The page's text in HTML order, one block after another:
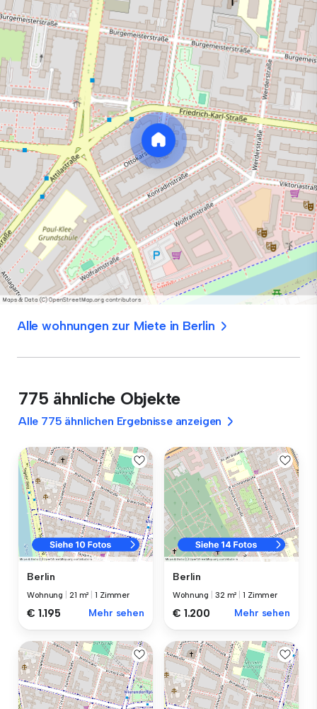
Alle wohnungen zur Miete in Berlin
775 ähnliche Objekte
Alle 775 ähnlichen Ergebnisse anzeigen
Berlin
Wohnung 21 m² |1 Zimmer
€ 1.195 Mehr sehen
Berlin
Wohnung 32 m² |1 Zimmer
€ 1.200 Mehr sehen